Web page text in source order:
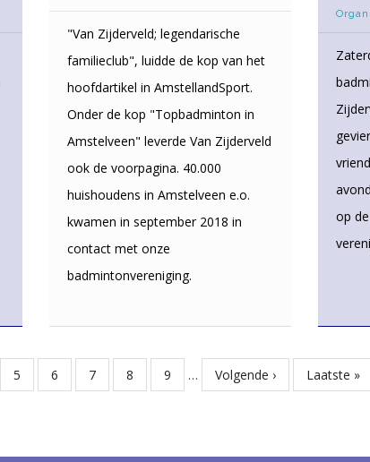
"Van Zijderveld; legendarische
familieclub", luidde de kop van het
hoofdartikel in AmstellandSport.
Onder de kop "Topbadminton in
Amstelveen" leverde Van Zijderveld
ook de voorpagina. 40.000
huishoudens in Amstelveen e.o.
kwamen in september 2018 in
contact met onze
badmintonvereniging.
op
Pagina
5 Pagina
6 Pagina
7 Pagina
8 Pagina
9 …
Volgende
pagina
Volgende ›
Laatste
pagina
Laatste »